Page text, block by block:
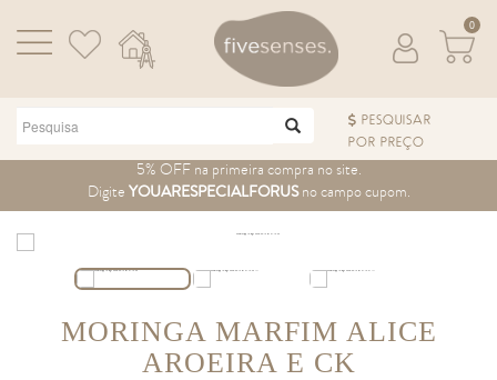
Pular para o conteúdo5% OFF na primeira compra no site.
Digite YOUARESPECIALFORUSno campo cupom.
0
PESQUISAR
POR PREÇO
MORINGA MARFIM ALICE
AROEIRA E CK